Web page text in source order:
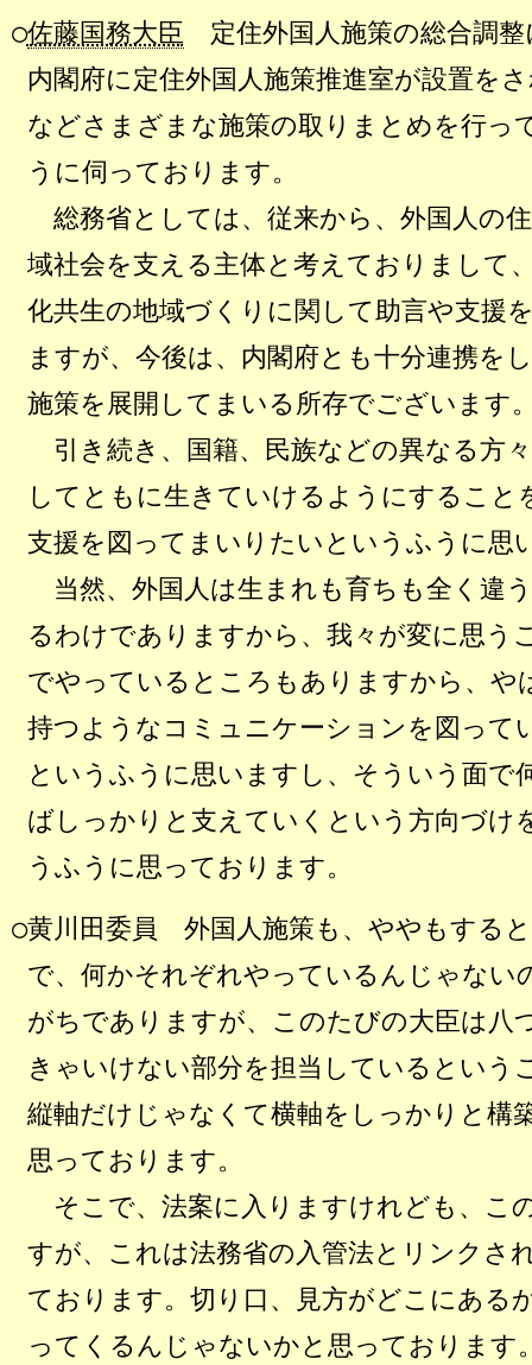
○佐藤国務大臣 定住外国人施策の総合調整
内閣府に定住外国人施策推進室が設置を
などさまざまな施策の取りまとめを行っ
うに伺っております。
総務省としては、従来から、外国人の
域社会を支える主体と考えておりまして
化共生の地域づくりに関して助言や支援
ますが、今後は、内閣府とも十分連携を
施策を展開してまいる所存でございます
引き続き、国籍、民族などの異なる方
してともに生きていけるようにすること
支援を図ってまいりたいというふうに思
当然、外国人は生まれも育ちも全く違
るわけでありますから、我々が変に思う
でやっているところもありますから、や
持つようなコミュニケーションを図って
というふうに思いますし、そういう面で
ばしっかりと支えていくという方向づけ
うふうに思っております。
○黄川田委員
外国人施策も、ややもする
で、何かそれぞれやっているんじゃない
がちでありますが、このたびの大臣は八
きゃいけない部分を担当しているという
縦軸だけじゃなくて横軸をしっかりと構
思っております。
そこで、法案に入りますけれども、こ
すが、これは法務省の入管法とリンクさ
ております。切り口、見方がどこにある
ってくるんじゃないかと思っております